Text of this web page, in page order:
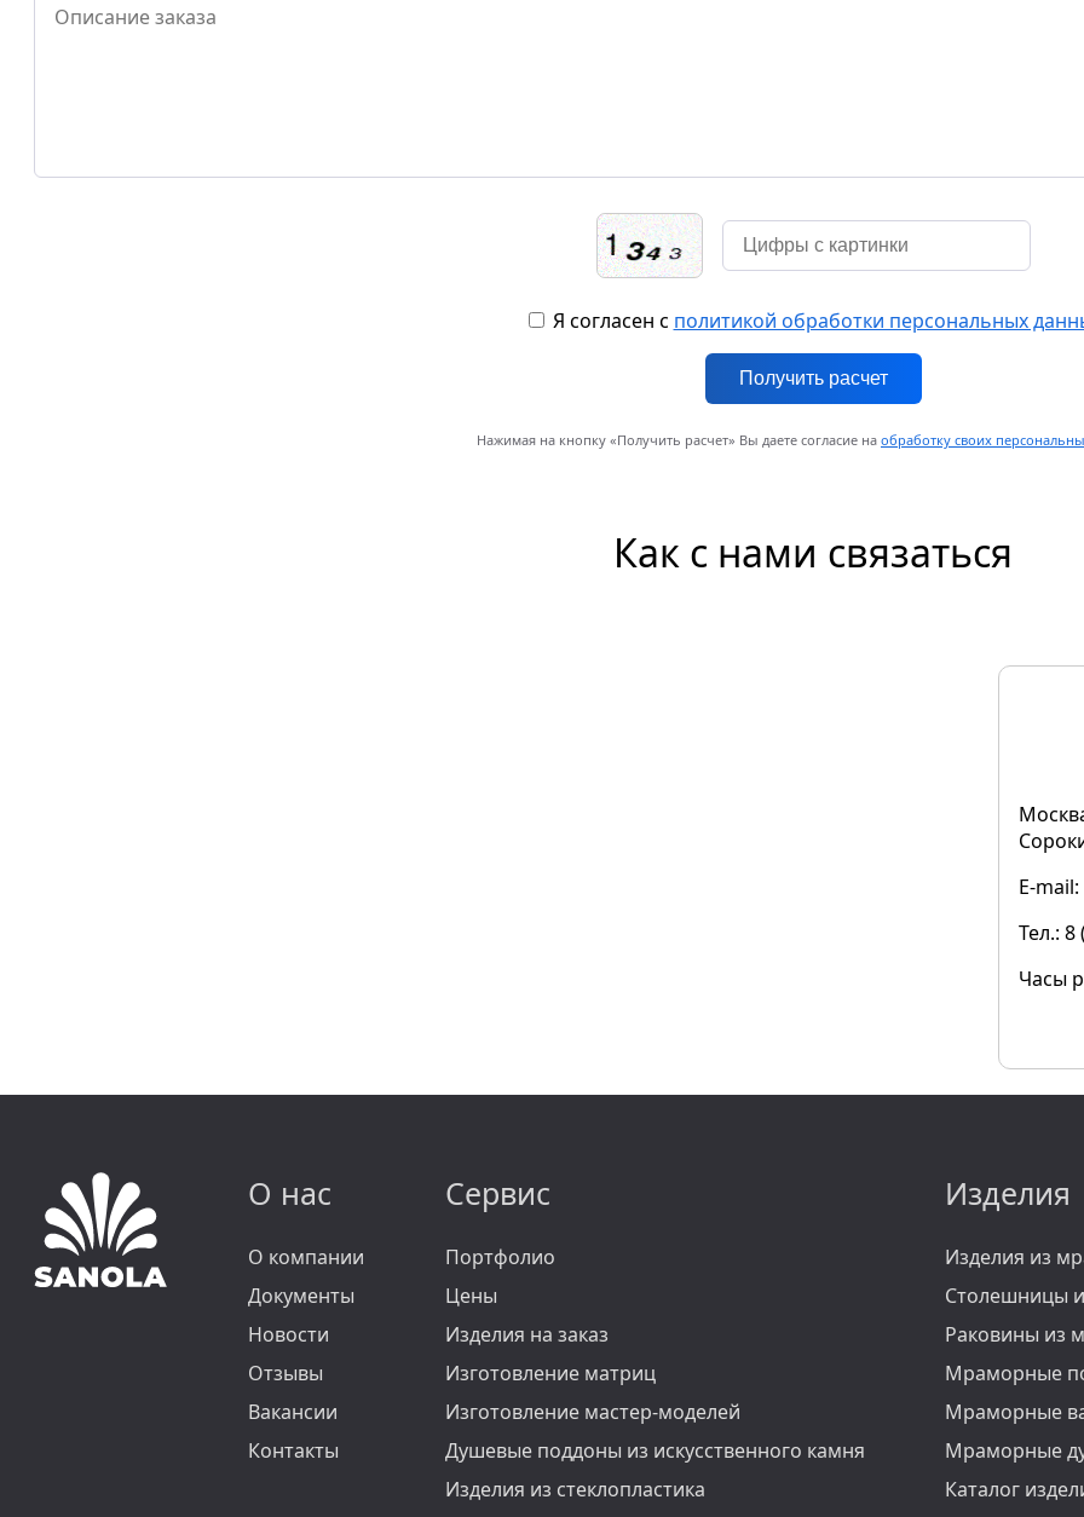
Я согласен с политикой обработки персональных
Получить расчет
Нажимая на кнопку «Получить расчет» Вы даете согласие на обработку своих
Как с нами связаться
E-mail:
Тел.: 8
Часы
О нас
О компании
Документы
Новости
Отзывы
Вакансии
Контакты
Сервис
Портфолио
Цены
Изделия на заказ
Изготовление матриц
Изготовление мастер-моделей
Душевые поддоны из искусственного камня
Изделия из стеклопластика
Изделия
Изделия из
Столешницы
Раковины из
Мраморные
Мраморные
Мраморные
Каталог